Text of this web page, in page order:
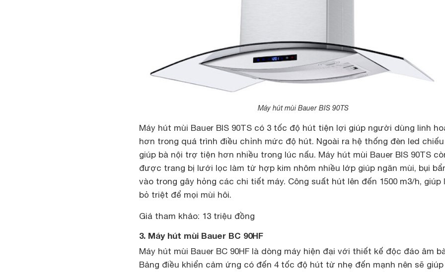
Máy hút mùi Bauer BIS 90TS
Máy hút mùi Bauer BIS 90TS có 3 tốc độ hút tiện lợi giúp người dùng linh
hơn trong quá trình điều chỉnh mức độ hút. Ngoài ra hệ thống đèn led
giúp bà nội trợ tiện hơn nhiều trong lúc nấu. Máy hút mùi Bauer BIS 90TS
được trang bị lưới lọc làm từ hợp kim nhôm nhiều lớp giúp ngăn mùi, bụi
vào trong gây hỏng các chi tiết máy. Công suất hút lên đến 1500 m3/h, giúp
bỏ triệt để mọi mùi hôi.
Giá tham khảo: 13 triệu đồng
3. Máy hút mùi Bauer BC 90HF
Máy hút mùi Bauer BC 90HF là dòng máy hiện đại với thiết kế độc đáo âm
Bảng điều khiển cảm ứng có đến 4 tốc độ hút từ nhẹ đến mạnh nên sẽ giúp